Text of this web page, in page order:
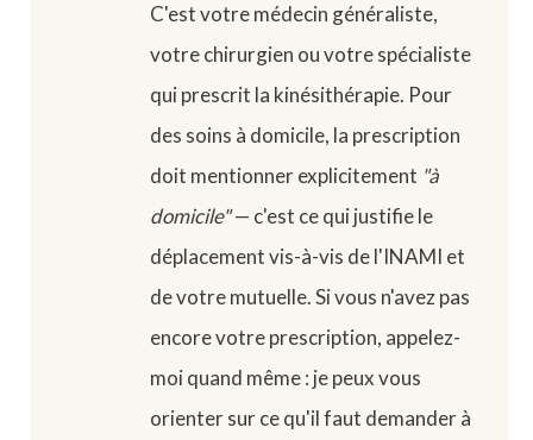
C'est votre médecin généraliste,
votre chirurgien ou votre spécialiste
qui prescrit la kinésithérapie. Pour
des soins à domicile, la prescription
doit mentionner explicitement "à
domicile"— c'est ce qui justifie le
déplacement vis-à-vis de l'INAMI et
de votre mutuelle. Si vous n'avez pas
encore votre prescription, appelez-
moi quand même : je peux vous
orienter sur ce qu'il faut demander à